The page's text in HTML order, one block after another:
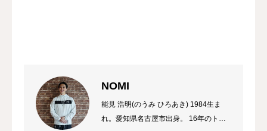
NOMI
能見 浩明(のうみ ひろあき) 1984生ま
れ。愛知県名古屋市出身。 16年のトレ